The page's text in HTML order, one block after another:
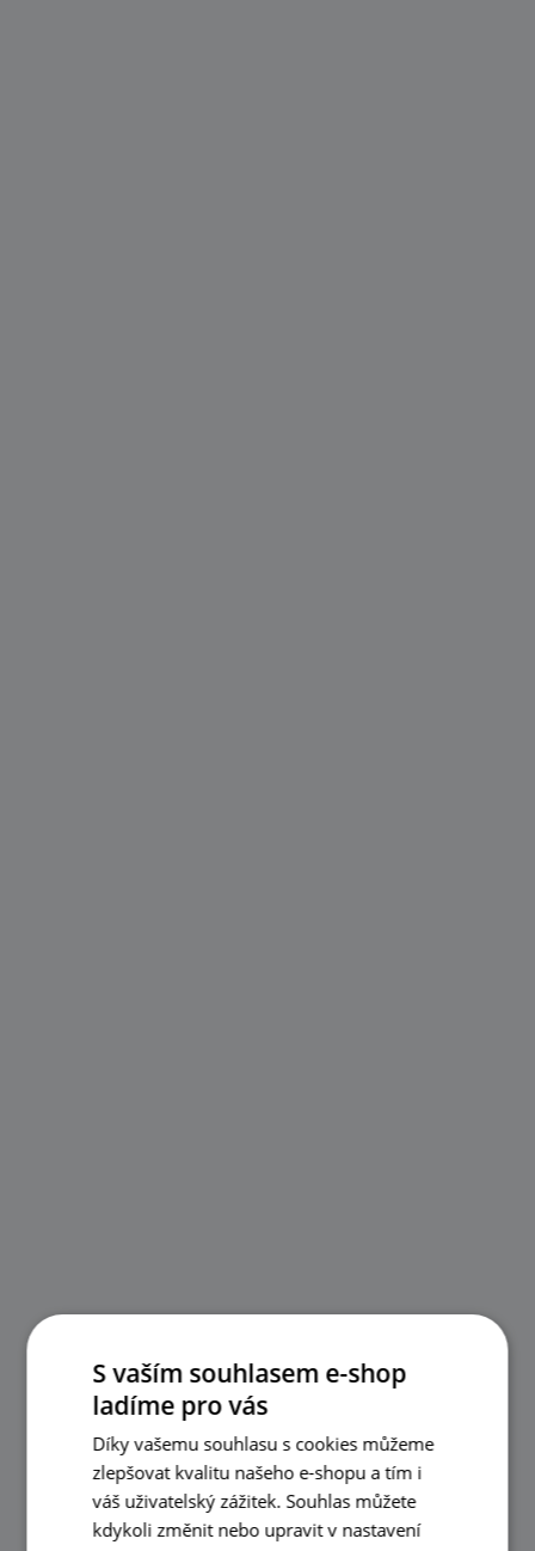
S vaším souhlasem e-shop
ladíme pro vás
Díky vašemu souhlasu s cookies můžeme
zlepšovat kvalitu našeho e-shopu a tím i
váš uživatelský zážitek. Souhlas můžete
kdykoli změnit nebo upravit v nastavení